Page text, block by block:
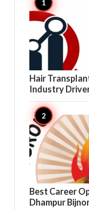
Hair
Industry
Best Career
Dhampur